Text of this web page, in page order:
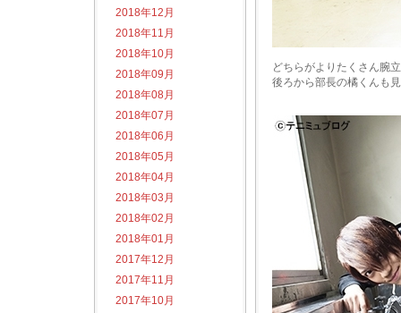
2018年12月
2018年11月
2018年10月
2018年09月
2018年08月
2018年07月
2018年06月
2018年05月
2018年04月
2018年03月
2018年02月
2018年01月
2017年12月
2017年11月
2017年10月
どちらがよりたくさん腕
後ろから部長の橘くんも